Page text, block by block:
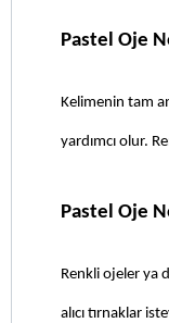
Pastel Oje
Kelimenin tam
yardımcı olur.
Pastel Oje
Renkli ojeler ya
alıcı tırnaklar